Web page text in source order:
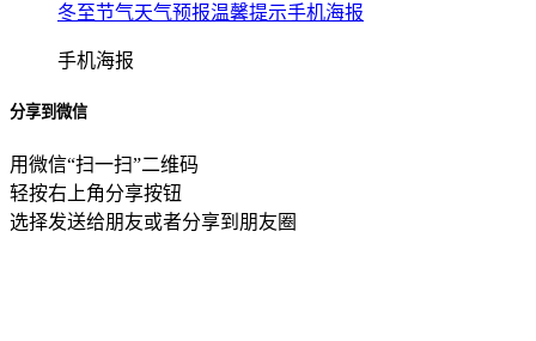
冬至节气天气预报温馨提示手机海报
手机海报
分享到微信
用微信“扫一扫”二维码
轻按右上角分享按钮
选择发送给朋友或者分享到朋友圈